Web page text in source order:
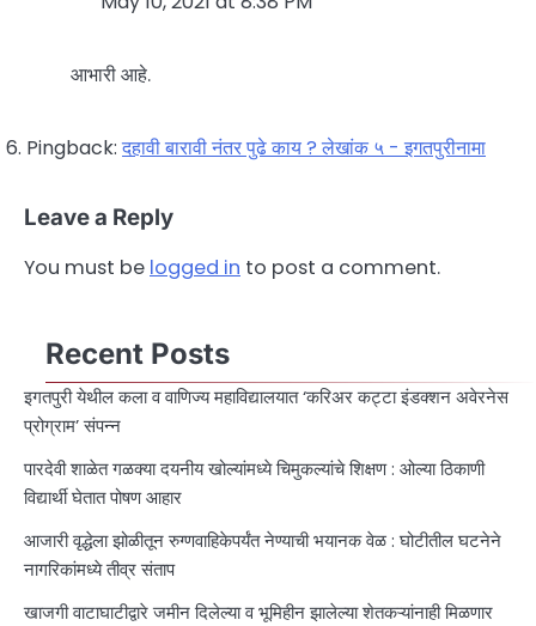
आभारी आहे.
Pingback:दहावी बारावी नंतर पुढे काय ? लेखांक ५ - इगतपुरीनामा
Leave a Reply
You must be logged in to post a comment.
Recent Posts
इगतपुरी येथील कला व वाणिज्य महाविद्यालयात ‘करिअर कट्टा इंडक्शन अवेरनेस
प्रोग्राम’ संपन्न
पारदेवी शाळेत गळक्या दयनीय खोल्यांमध्ये चिमुकल्यांचे शिक्षण : ओल्या ठिकाणी
विद्यार्थी घेतात पोषण आहार
आजारी वृद्धेला झोळीतून रुग्णवाहिकेपर्यंत नेण्याची भयानक वेळ : घोटीतील घटनेने
नागरिकांमध्ये तीव्र संताप
खाजगी वाटाघाटीद्वारे जमीन दिलेल्या व भूमिहीन झालेल्या शेतकऱ्यांनाही मिळणार